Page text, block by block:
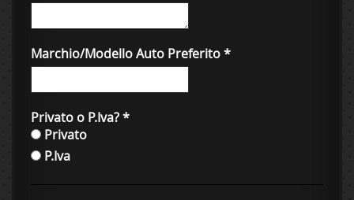
Marchio/Modello Auto Preferito*
Privato o P.Iva?*
Privato
P.Iva